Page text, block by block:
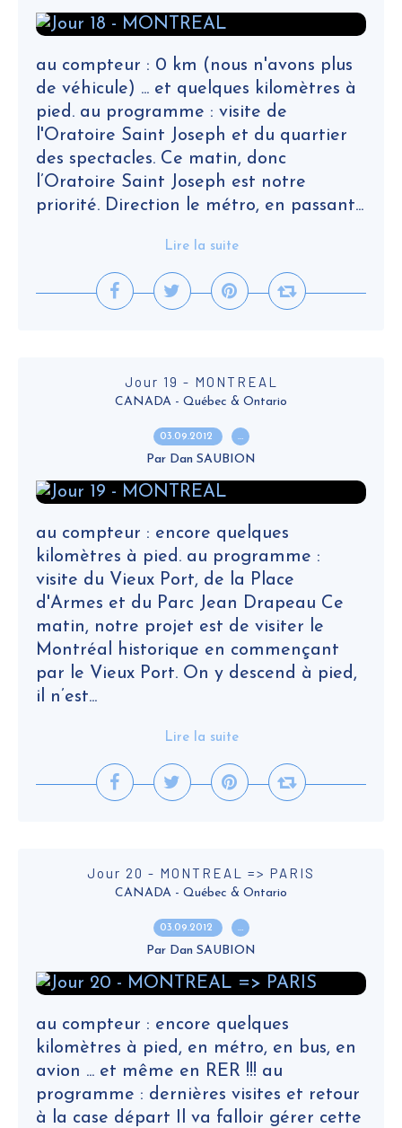
au compteur : 0 km (nous n'avons plus
de véhicule) ... et quelques kilomètres à
pied. au programme : visite de
l'Oratoire Saint Joseph et du quartier
des spectacles. Ce matin, donc
l’Oratoire Saint Joseph est notre
priorité. Direction le métro, en passant...
Lire la suite
Jour 19 - MONTREAL
CANADA - Québec & Ontario
03.09.2012 …
Par Dan SAUBION
au compteur : encore quelques
kilomètres à pied. au programme :
visite du Vieux Port, de la Place
d'Armes et du Parc Jean Drapeau Ce
matin, notre projet est de visiter le
Montréal historique en commençant
par le Vieux Port. On y descend à pied,
il n’est...
Lire la suite
Jour 20 - MONTREAL => PARIS
CANADA - Québec & Ontario
03.09.2012 …
Par Dan SAUBION
au compteur : encore quelques
kilomètres à pied, en métro, en bus, en
avion ... et même en RER !!! au
programme : dernières visites et retour
à la case départ Il va falloir gérer cette